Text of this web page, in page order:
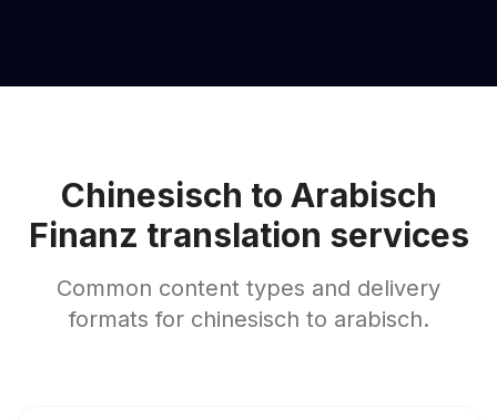
Chinesisch to Arabisch
Finanz translation services
Common content types and delivery
formats for chinesisch to arabisch.